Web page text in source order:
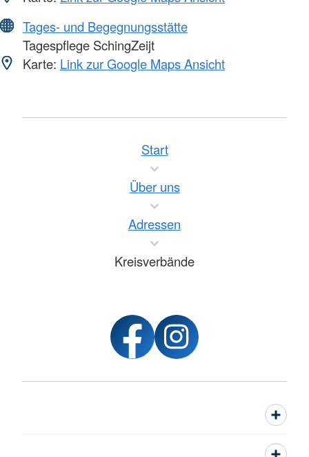
Tages- und Begegnungsstätte
Tagespflege SchingZeijt
Karte: Link zur Google Maps Ansicht
Start
Über uns
Adressen
Kreisverbände